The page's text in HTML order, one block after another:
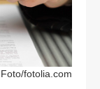
fotolia.com